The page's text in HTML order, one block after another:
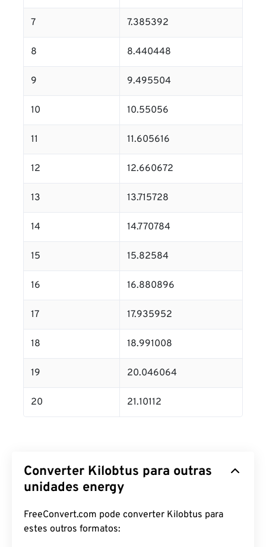
7 7.385392
8 8.440448
9 9.495504
10 10.55056
11 11.605616
12 12.660672
13 13.715728
14 14.770784
15 15.82584
16 16.880896
17 17.935952
18 18.991008
19 20.046064
20 21.10112
Converter Kilobtus para outras
unidades energy
FreeConvert.com pode converter Kilobtus para
estes outros formatos: